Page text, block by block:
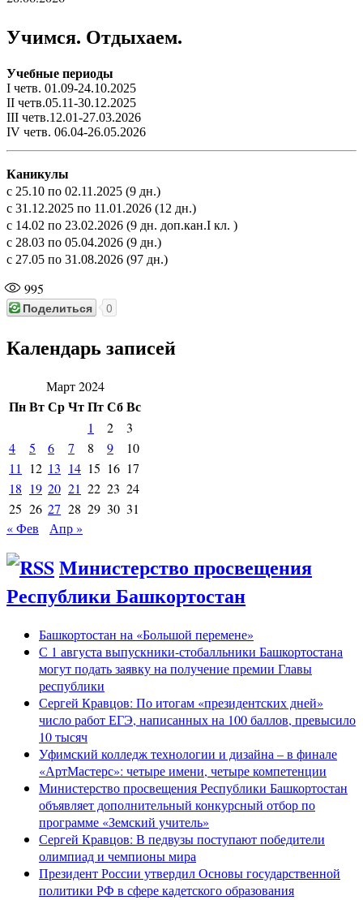
Учимся. Отдыхаем.
Учебные периоды
I четв. 01.09-24.10.2025
II четв.05.11-30.12.2025
III четв.12.01-27.03.2026
IV четв. 06.04-26.05.2026
Каникулы
с 25.10 по 02.11.2025 (9 дн.)
с 31.12.2025 по 11.01.2026 (12 дн.)
с 14.02 по 23.02.2026 (9 дн. доп.кан.I кл. )
с 28.03 по 05.04.2026 (9 дн.)
с 27.05 по 31.08.2026 (97 дн.)
995
Поделиться 0
Календарь записей
Март 2024
ПнВтСрЧтПтСбВс
1 2
3
4
5 6 7 8 9
10
11
12 13 14 15 16 17
18 19 20 21 22 23 24
25 26 27 28 29 30 31
« Фев
Апр »
Министерство просвещения
Республики Башкортостан
Башкортостан на «Большой перемене»
С 1 августа выпускники-стобалльники Башкортостана
могут подать заявку на получение премии Главы
республики
Сергей Кравцов: По итогам «президентских дней»
число работ ЕГЭ, написанных на 100 баллов, превысило
10 тысяч
Уфимский колледж технологии и дизайна – в финале
«АртМастерс»: четыре имени, четыре компетенции
Министерство просвещения Республики Башкортостан
объявляет дополнительный конкурсный отбор по
программе «Земский учитель»
Сергей Кравцов: В педвузы поступают победители
олимпиад и чемпионы мира
Президент России утвердил Основы государственной
политики РФ в сфере кадетского образования